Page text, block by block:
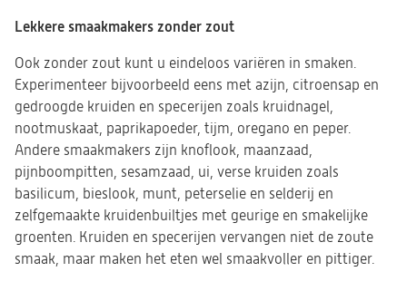
Lekkere smaakmakers zonder zout
Ook zonder zout kunt u eindeloos variëren in smaken.
Experimenteer bijvoorbeeld eens met azijn, citroensap en
gedroogde kruiden en specerijen zoals kruidnagel,
nootmuskaat, paprikapoeder, tijm, oregano en peper.
Andere smaakmakers zijn knoflook, maanzaad,
pijnboompitten, sesamzaad, ui, verse kruiden zoals
basilicum, bieslook, munt, peterselie en selderij en
zelfgemaakte kruidenbuiltjes met geurige en smakelijke
groenten. Kruiden en specerijen vervangen niet de zoute
smaak, maar maken het eten wel smaakvoller en pittiger.